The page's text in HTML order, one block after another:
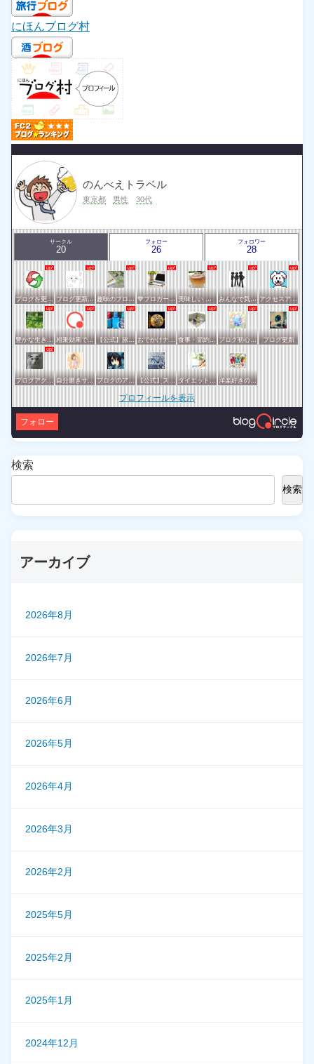
にほんブログ村
のんべえトラベル
東京都 男性 30代
サークル
20
フォロー
26
フォロワー
28
ブログを更新したらここで報告 ブログ更新報告サークル 趣味のブログを楽しむ会 💙ブロガー応援&更新報告♪💙 美味しい 東京・横浜 みんなで気軽にアクセスアップ アクセスアップのお手伝い！ブログサークルあんてな
豊かな生き方サークル 相乗効果でWINWIN!「はてブ・ランキング」応援サークル！！！ 【公式】旅行サークル おでかけナビ：ブロガーの地元・観光・グルメ情報 グリット / きっとおでかけしたくなる集い♪♪ 食事・節約・断捨離などの暮らし全般サークル ブログ初心者の集い ブログ更新
ブログアクセスアップサークル 自分磨きサークル ブログのアクセスアップを目指したい方一緒に頑張りましょう 【公式】スポーツ・アウトドアサークル ダイエットや美容の実践情報を公開する賢明なブロガーの集い 洋楽好きのためのサークル
プロフィールを表示
フォロー
検索
検索
アーカイブ
2026年8月
2026年7月
2026年6月
2026年5月
2026年4月
2026年3月
2026年2月
2025年5月
2025年2月
2025年1月
2024年12月